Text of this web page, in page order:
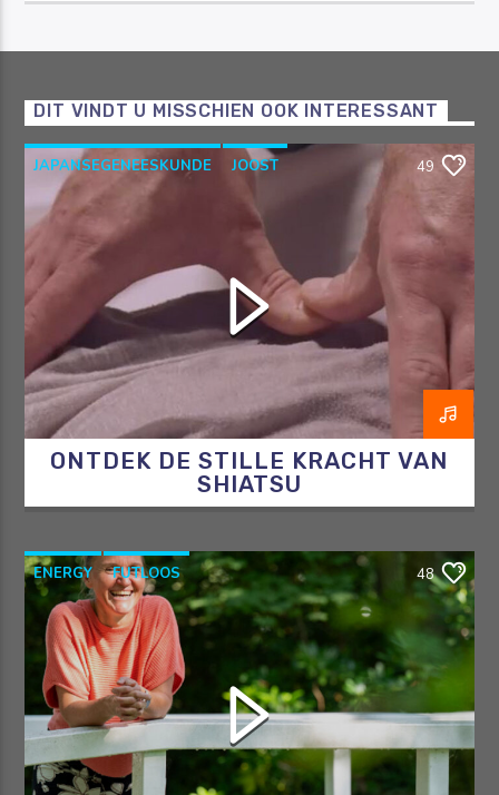
DIT VINDT U MISSCHIEN OOK INTERESSANT
JAPANSEGENEESKUNDE
JOOST
OOSTERSEGENEESKUNDE
RAZO & ZORG
SHIATSU
49
ONTDEK DE STILLE KRACHT VAN
SHIATSU
ENERGY
FUTLOOS
HORMOONTHERAPEUT
OVERGANG
RAZO & ZORG
48